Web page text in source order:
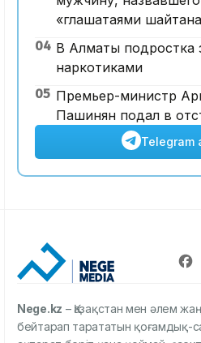
«глашатаями
04 В Алматы подростка
наркотиками
05 Премьер-министр
Пашинян подал в
Telegram
Nege.kz – Қазақстан мен әлем
бейтарап тарататын қоғамдық-